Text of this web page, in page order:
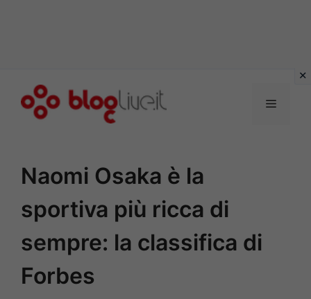
Menu
Naomi Osaka è la
sportiva più ricca di
sempre: la classifica di
Forbes